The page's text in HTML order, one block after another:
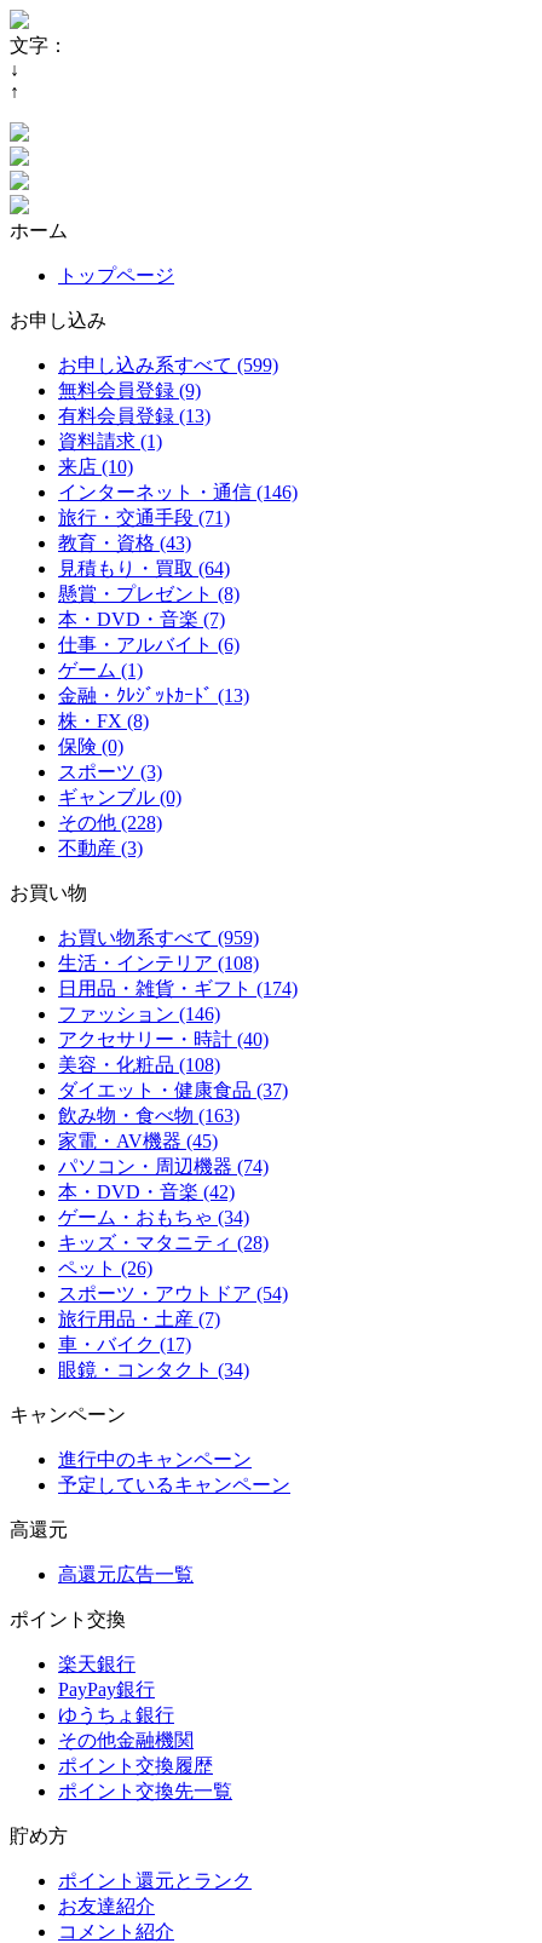
文字：
↓
↑
ホーム
トップページ
お申し込み
お申し込み系すべて (599)
無料会員登録 (9)
有料会員登録 (13)
資料請求 (1)
来店 (10)
インターネット・通信 (146)
旅行・交通手段 (71)
教育・資格 (43)
見積もり・買取 (64)
懸賞・プレゼント (8)
本・DVD・音楽 (7)
仕事・アルバイト (6)
ゲーム (1)
金融・ｸﾚｼﾞｯﾄｶｰﾄﾞ (13)
株・FX (8)
保険 (0)
スポーツ (3)
ギャンブル (0)
その他 (228)
不動産 (3)
お買い物
お買い物系すべて (959)
生活・インテリア (108)
日用品・雑貨・ギフト (174)
ファッション (146)
アクセサリー・時計 (40)
美容・化粧品 (108)
ダイエット・健康食品 (37)
飲み物・食べ物 (163)
家電・AV機器 (45)
パソコン・周辺機器 (74)
本・DVD・音楽 (42)
ゲーム・おもちゃ (34)
キッズ・マタニティ (28)
ペット (26)
スポーツ・アウトドア (54)
旅行用品・土産 (7)
車・バイク (17)
眼鏡・コンタクト (34)
キャンペーン
進行中のキャンペーン
予定しているキャンペーン
高還元
高還元広告一覧
ポイント交換
楽天銀行
PayPay銀行
ゆうちょ銀行
その他金融機関
ポイント交換履歴
ポイント交換先一覧
貯め方
ポイント還元とランク
お友達紹介
コメント紹介